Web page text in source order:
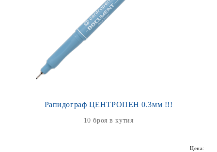
Рапидограф ЦЕНТРОПЕН 0.3мм !!!
10 броя в кутия
Цена: